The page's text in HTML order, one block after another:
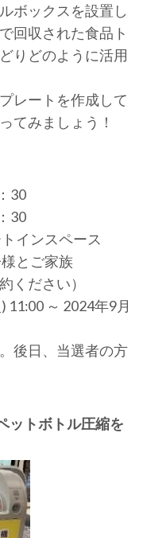
ボックスを設置し
回収された食品ト
りどのように活用
レートを作成して
てみましょう！
30
30
ンスペース
とご家族
ください）
～ 2024年9月
後日、当選者の方
トボトル圧縮を